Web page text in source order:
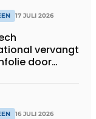
17 JULI 2026
vervangt
door
16 JULI 2026